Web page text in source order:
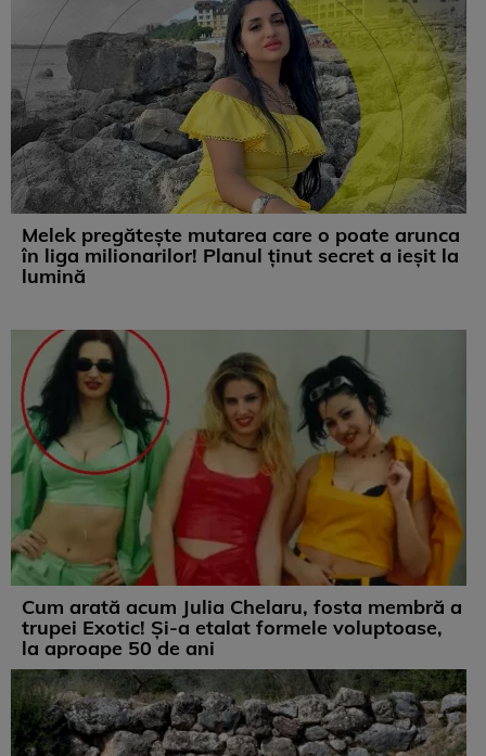
Melek pregătește mutarea care o poate arunca
în liga milionarilor! Planul ținut secret a ieșit la
lumină
Cum arată acum Julia Chelaru, fosta membră a
trupei Exotic! Și-a etalat formele voluptoase,
la aproape 50 de ani